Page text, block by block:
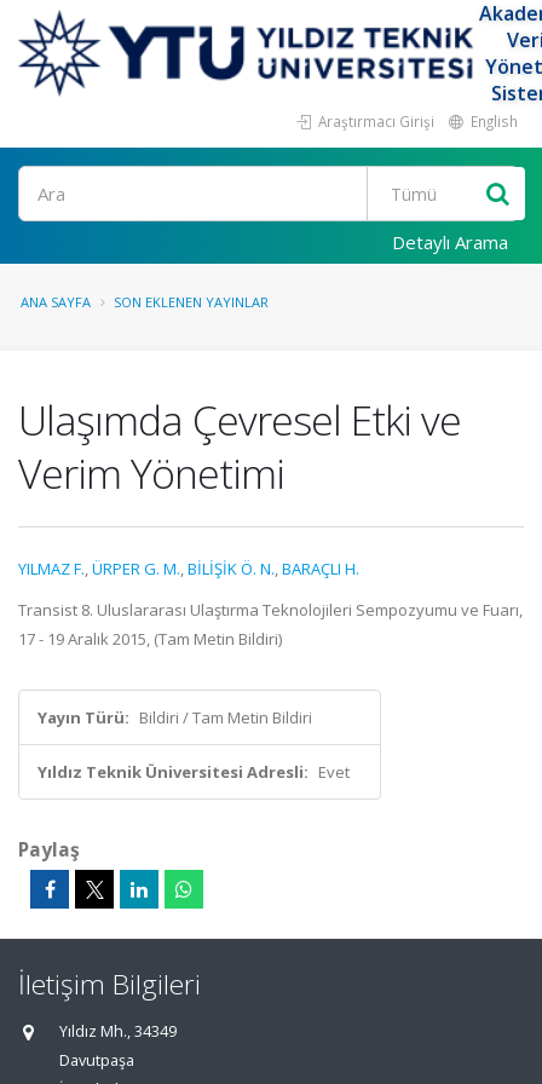
Araştırmacı Girişi English
Ara
Detaylı Arama
ANA SAYFA SON EKLENEN YAYINLAR
Ulaşımda Çevresel Etki ve
Verim Yönetimi
YILMAZ F.,ÜRPER G. M.,BİLİŞİK Ö. N.,BARAÇLI H.
Transist 8. Uluslararası Ulaştırma Teknolojileri Sempozyumu ve Fuarı,
17 - 19 Aralık 2015, (Tam Metin Bildiri)
Yayın Türü: Bildiri / Tam Metin Bildiri
Yıldız Teknik Üniversitesi Adresli: Evet
Paylaş
İletişim Bilgileri
Yıldız Mh., 34349
Davutpaşa